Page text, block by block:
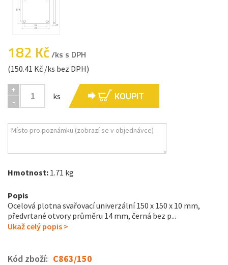
182 Kč/ks s DPH
(150.41 Kč /ks bez DPH)
+
-
ks KOUPIT
Hmotnost: 1.71 kg
Popis
Ocelová plotna svařovací univerzální 150 x 150 x 10 mm,
předvrtané otvory průměru 14 mm, černá bez p...
Ukaž celý popis >
Kód zboží: C863/150